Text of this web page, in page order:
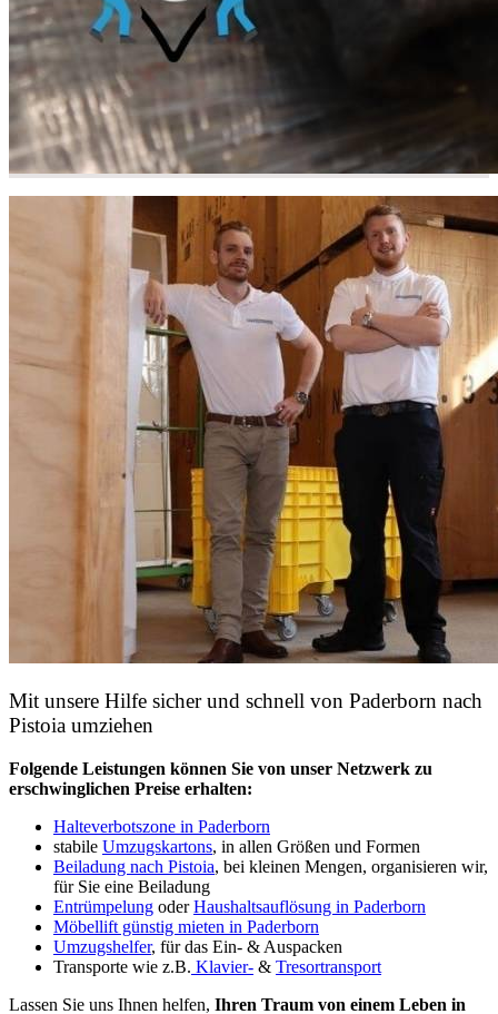
Mit unsere Hilfe sicher und schnell von Paderborn nach
Pistoia umziehen
Folgende Leistungen können Sie von unser Netzwerk zu
erschwinglichen Preise erhalten:
Halteverbotszone in Paderborn
stabile Umzugskartons, in allen Größen und Formen
Beiladung nach Pistoia, bei kleinen Mengen, organisieren wir,
für Sie eine Beiladung
Entrümpelung oderHaushaltsauflösung in Paderborn
Möbellift günstig mieten in Paderborn
Umzugshelfer, für das Ein- & Auspacken
Transporte wie z.B. Klavier- & Tresortransport
Lassen Sie uns Ihnen helfen, Ihren Traum von einem Leben in